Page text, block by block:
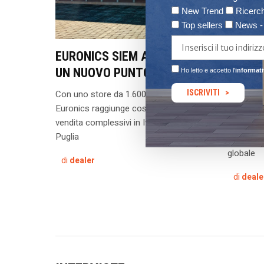
AZIENDE & RETAIL
EURONICS SIEM APRE A TRANI
UN NUOVO PUNTO VENDITA
Con uno store da 1.600 mq il socio
Euronics raggiunge così quota 32 punti
vendita complessivi in Italia, di cui 24 in
Puglia
di dealer
Dal 20
mette
centro
globale
di
New Trend
Top sellers
News
Ho letto e accetto l'